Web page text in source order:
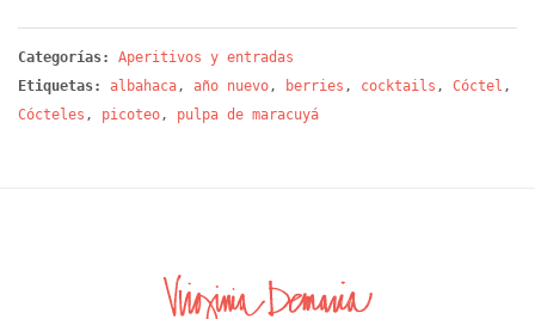
Categorías: Aperitivos y entradas
Etiquetas:
albahaca, año nuevo, berries , cocktails , Cóctel ,
Cócteles , picoteo, pulpa de maracuyá